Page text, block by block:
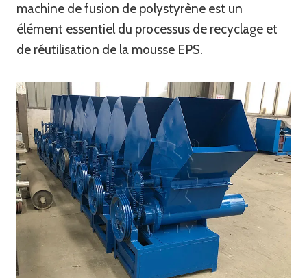
machine de fusion de polystyrène est un
élément essentiel du processus de recyclage et
de réutilisation de la mousse EPS.